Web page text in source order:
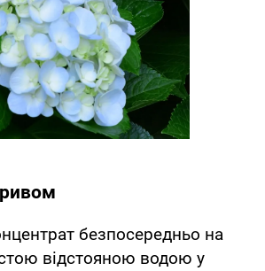
безпосередньо на
відстояною водою у